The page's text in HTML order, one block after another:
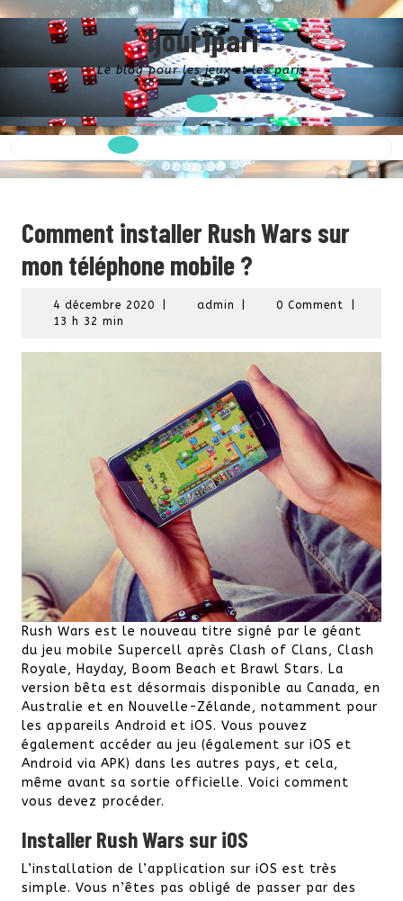
Skip
1jour1pari
Le blog pour les jeux et les paris
Open
Comment installer Rush Wars sur
mon téléphone mobile ?
4 décembre 2020 admin 0 Comment
13 h 32 min
Rush Wars est le nouveau titre signé par le géant
du jeu mobile Supercell après Clash of Clans, Clash
Royale, Hayday, Boom Beach et Brawl Stars. La
version bêta est désormais disponible au Canada, en
Australie et en Nouvelle-Zélande, notamment pour
les appareils Android et iOS. Vous pouvez
également accéder au jeu (également sur iOS et
Android via APK) dans les autres pays, et cela,
même avant sa sortie officielle. Voici comment
vous devez procéder.
Installer Rush Wars sur iOS
L’installation de l’application sur iOS est très
simple. Vous n’êtes pas obligé de passer par des